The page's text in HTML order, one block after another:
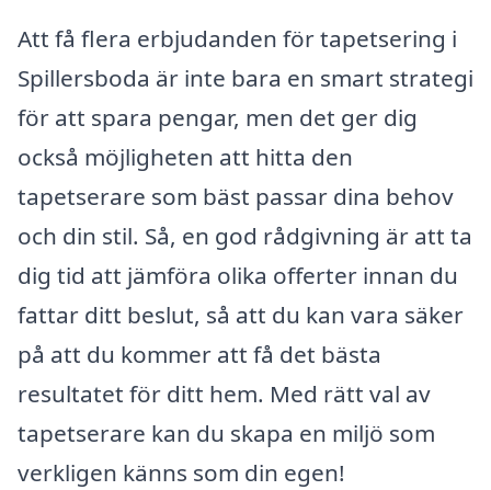
Att få flera erbjudanden för tapetsering i
Spillersboda är inte bara en smart strategi
för att spara pengar, men det ger dig
också möjligheten att hitta den
tapetserare som bäst passar dina behov
och din stil. Så, en god rådgivning är att ta
dig tid att jämföra olika offerter innan du
fattar ditt beslut, så att du kan vara säker
på att du kommer att få det bästa
resultatet för ditt hem. Med rätt val av
tapetserare kan du skapa en miljö som
verkligen känns som din egen!